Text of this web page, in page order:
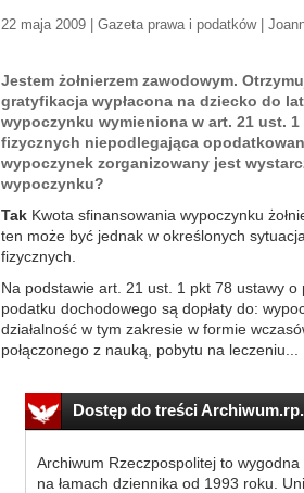
22 maja 2009 | Gazeta prawa i podatków |
Jestem żołnierzem zawodowym.
gratyfikacja wypłacona na dziecko do
wypoczynku wymieniona w art. 21 ust.
fizycznych niepodlegająca
wypoczynek zorganizowany jest
wypoczynku?
Tak Kwota sfinansowania wypoczynku
ten może być jednak w określonych
fizycznych.
Na podstawie art. 21 ust. 1 pkt 78 ustawy
podatku dochodowego są dopłaty do:
działalność w tym zakresie w formie
połączonego z nauką, pobytu na leczeniu...
Dostęp do treści
Archiwum Rzeczpospolitej to
na łamach dziennika od 1993 roku.